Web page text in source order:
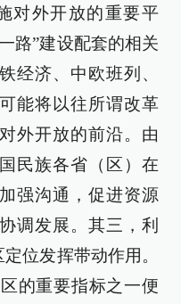
对外开放的重要平
路”建设配套的相关
经济、中欧班列、
能将以往所谓改革
外开放的前沿。由
民族各省（区）在
强沟通，促进资源
调发展。其三，利
位发挥带动作用。
的重要指标之一便